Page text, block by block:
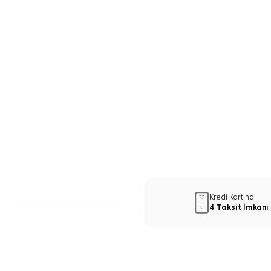
Kredi Kartına
4 Taksit İmkanı